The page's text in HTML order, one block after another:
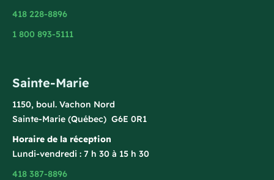
418 228-8896
1 800 893-5111
Sainte-Marie
1150, boul. Vachon Nord
Sainte-Marie (Québec) G6E 0R1
Horaire de la réception
Lundi-vendredi : 7 h 30 à 15 h 30
418 387-8896